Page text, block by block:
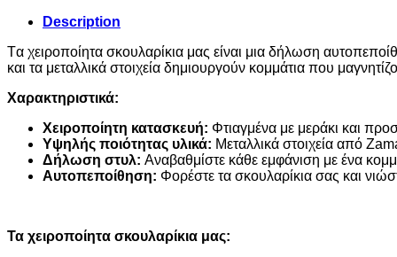
Description
Tα χειροποίητα σκουλαρίκια μας είναι μια δήλωση
και τα μεταλλικά στοιχεία δημιουργούν κομμάτια που
Χαρακτηριστικά:
Χειροποίητη κατασκευή: Φτιαγμένα με μεράκι και
Υψηλής ποιότητας υλικά: Μεταλλικά στοιχεία από
Δήλωση στυλ: Αναβαθμίστε κάθε εμφάνιση με ένα
Αυτοπεποίθηση: Φορέστε τα σκουλαρίκια σας και
Τα χειροποίητα σκουλαρίκια μας: